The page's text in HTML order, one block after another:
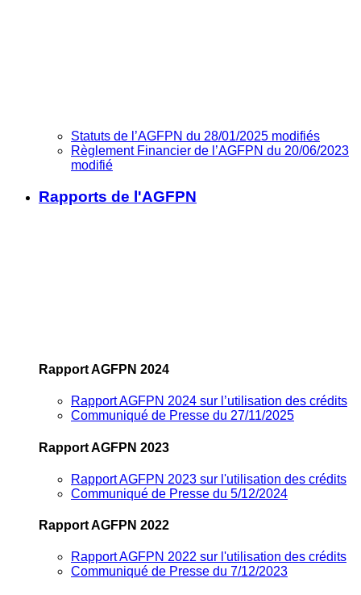
Statuts de l’AGFPN du 28/01/2025 modifiés
Règlement Financier de l’AGFPN du 20/06/2023
modifié
Rapports de l'AGFPN
Rapport AGFPN 2024
Rapport AGFPN 2024 sur l’utilisation des crédits
Communiqué de Presse du 27/11/2025
Rapport AGFPN 2023
Rapport AGFPN 2023 sur l'utilisation des crédits
Communiqué de Presse du 5/12/2024
Rapport AGFPN 2022
Rapport AGFPN 2022 sur l'utilisation des crédits
Communiqué de Presse du 7/12/2023